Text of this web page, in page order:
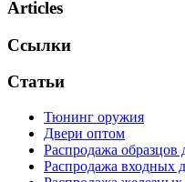
Articles
Ссылки
Статьи
Тюнинг оружия
Двери оптом
Распродажа образцов
Распродажа входных